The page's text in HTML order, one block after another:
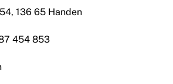
136 65 Handen
454 853